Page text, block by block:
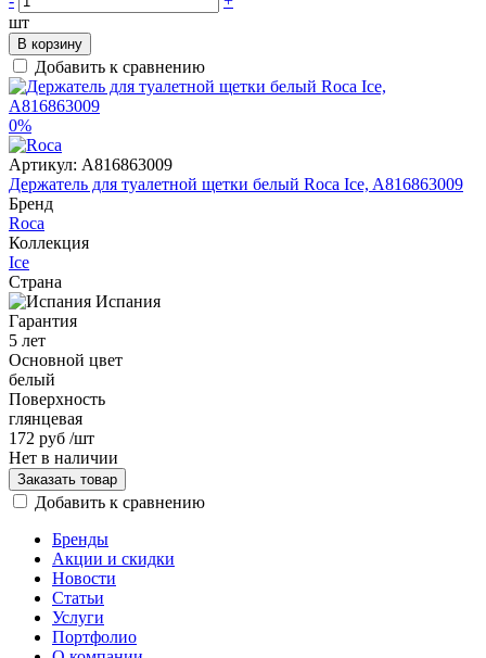
шт
В корзину
Добавить к сравнению
0%
Артикул: A816863009
Держатель для туалетной щетки белый Roca Ice, A816863009
Бренд
Roca
Коллекция
Ice
Страна
Испания
Гарантия
5 лет
Основной цвет
белый
Поверхность
глянцевая
172 руб /шт
Нет в наличии
Заказать товар
Добавить к сравнению
Бренды
Акции и скидки
Новости
Статьи
Услуги
Портфолио